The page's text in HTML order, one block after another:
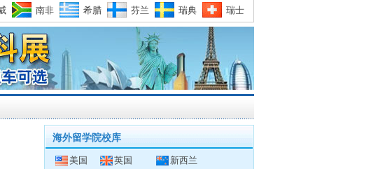
南非 希腊 芬兰 瑞典 瑞士
海外留学院校库
美国 英国
新西兰